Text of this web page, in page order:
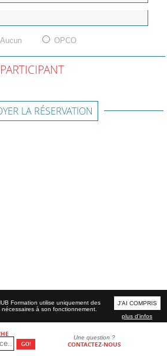
Une question ?
CONTACTEZ-NOUS
Aucun OPCO
LA RÉSERVATION
Formation utilise uniquement des
nécessaires à son fonctionnement.
J'AI COMPRIS
plus d'infos